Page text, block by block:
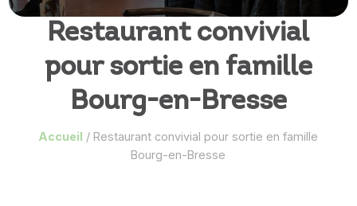
Restaurant convivial
pour sortie en famille
Bourg-en-Bresse
Accueil / Restaurant convivial pour sortie en famille
Bourg-en-Bresse